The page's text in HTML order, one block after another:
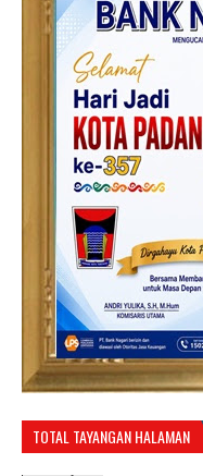
TOTAL TAYANGAN HALAMAN